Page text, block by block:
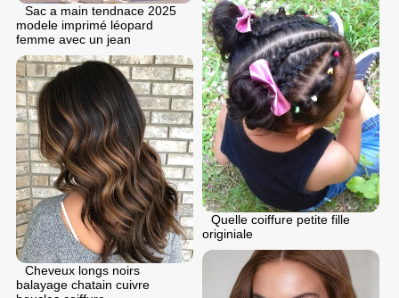
Sac a main tendnace 2025
modele imprimé léopard
femme avec un jean
Quelle coiffure petite fille
originiale
Cheveux longs noirs
balayage chatain cuivre